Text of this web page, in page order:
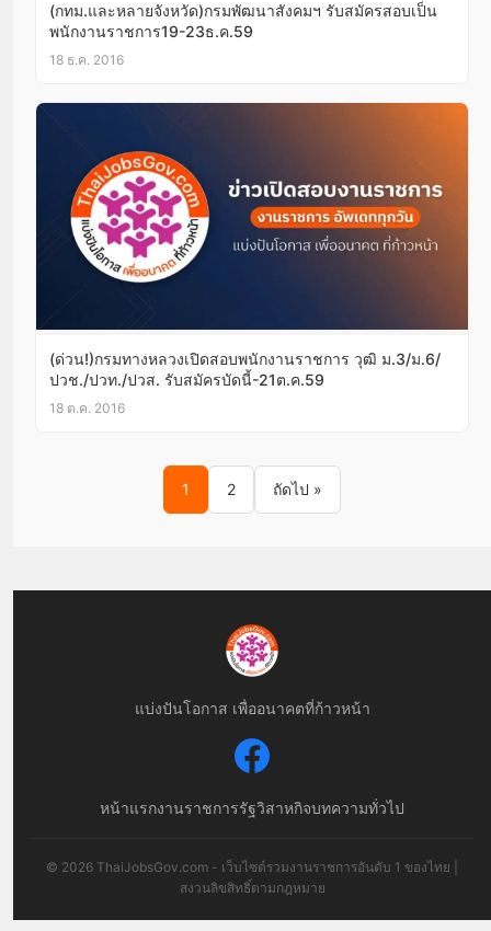
(กทม.และหลายจังหวัด)กรมพัฒนาสังคมฯ รับสมัครสอบเป็น
พนักงานราชการ19-23ธ.ค.59
18 ธ.ค. 2016
(ด่วน!)กรมทางหลวงเปิดสอบพนักงานราชการ วุฒิ ม.3/ม.6/
ปวช./ปวท./ปวส. รับสมัครบัดนี้-21ต.ค.59
18 ต.ค. 2016
Posts pagination
1 2 ถัดไป »
แบ่งปันโอกาส เพื่ออนาคตที่ก้าวหน้า
หน้าแรกงานราชการรัฐวิสาหกิจบทความทั่วไป
© 2026 ThaiJobsGov.com - เว็บไซต์รวมงานราชการอันดับ 1 ของไทย |
สงวนลิขสิทธิ์ตามกฎหมาย